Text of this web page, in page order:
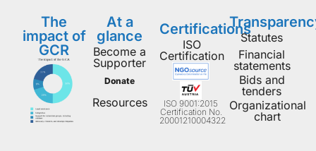
The
impact of
GCR
At a
glance
Become a
Supporter
Donate
Resources
Certifications
ISO
Certification
ISO 9001:2015
Certification No.
20001210004322
Statutes
Financial
statements
Bids and
tenders
Organizational
chart